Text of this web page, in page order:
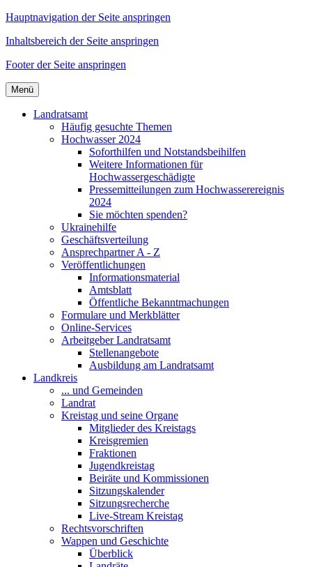
Hauptnavigation der Seite anspringen
Inhaltsbereich der Seite anspringen
Footer der Seite anspringen
Menü
Landratsamt
Häufig gesuchte Themen
Hochwasser 2024
Soforthilfen und Notstandsbeihilfen
Weitere Informationen für
Hochwassergeschädigte
Pressemitteilungen zum Hochwasserereignis
2024
Sie möchten spenden?
Ukrainehilfe
Geschäftsverteilung
Ansprechpartner A - Z
Veröffentlichungen
Informationsmaterial
Amtsblatt
Öffentliche Bekanntmachungen
Formulare und Merkblätter
Online-Services
Arbeitgeber Landratsamt
Stellenangebote
Ausbildung am Landratsamt
Landkreis
... und Gemeinden
Landrat
Kreistag und seine Organe
Mitglieder des Kreistags
Kreisgremien
Fraktionen
Jugendkreistag
Beiräte und Kommissionen
Sitzungskalender
Sitzungsrecherche
Live-Stream Kreistag
Rechtsvorschriften
Wappen und Geschichte
Überblick